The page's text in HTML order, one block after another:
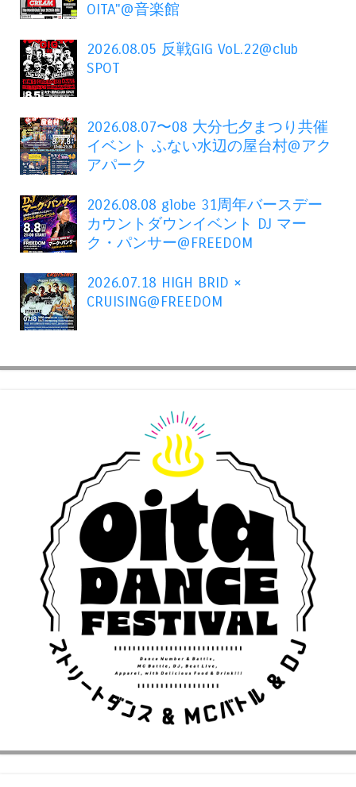
OITA"@音楽館
2026.08.05 反戦GIG VoL.22@club
SPOT
2026.08.07〜08 大分七夕まつり共催
イベント ふない水辺の屋台村@アク
アパーク
2026.08.08 globe 31周年バースデー
カウントダウンイベント DJ マー
ク・パンサー@FREEDOM
2026.07.18 HIGH BRID ×
CRUISING@FREEDOM